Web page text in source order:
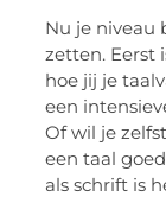
Nu je niveau
zetten. Eerst
hoe jij je
een
Of wil je
een taal
als schrift is